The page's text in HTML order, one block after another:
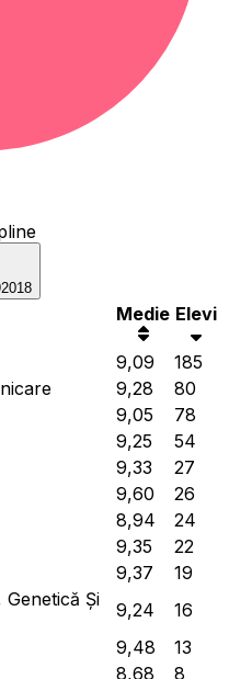
2018
Medie Elevi
9,09
185
9,28
80
9,05
78
9,25
54
9,33
27
9,60
26
8,94
24
9,35
22
9,37
19
Și
9,24
16
9,48
13
8,68 8